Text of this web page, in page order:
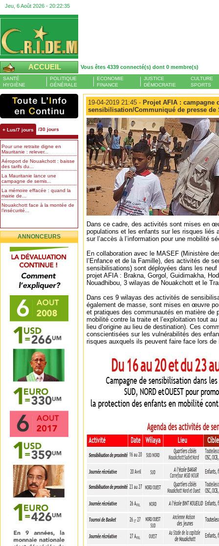
Jeu, 6 Août 2026 - 20:22:36
ACCUEIL Vous êtes 4339 connecté(s) dont 0 membre(s)
SANTÉ
HYGIÈNE
POLITIQUE
GÉNÉRALE
ECONOMIE
FINANCE
JUSTICE
DÉMOCRATIE
CULTURE
SPORTS
+ Lus/7 jours /30 jours
Pour une retraite digne en
Mauritanie : relever...
Aéroport de Nouakchott : baisse
des tarifs du...
La Mauritanie lance une
campagne de semis...
La mémoire effacée : quand la
mairie de...
Nouakchott face à la montée de
l’insécurité...
ANNONCEURS
19-04-2019 21:45 - Projet AFIA : campagne
sensibilisation/Communiqué de presse de
Dans ce cadre, des activités sont mises en
populations et les enfants sur les risques liés
sur l’accès à l’information pour une mobilité
En collaboration avec le MASEF (Ministère
l’Enfance et de la Famille), des activités de
sensibilisations) sont déployées dans les
projet AFIA : Brakna, Gorgol, Guidimakha,
Nouadhibou, 3 wilayas de Nouakchott et le
Dans ces 9 wilayas des activités de
également de masse, sont mises en œuvre
et pratiques des communautés en matière de
mobilité contre la traite et l’exploitation tout
lieu d’origine au lieu de destination). Ces
conscientisées sur les vulnérabilités des
risques auxquels ils peuvent faire face lors de